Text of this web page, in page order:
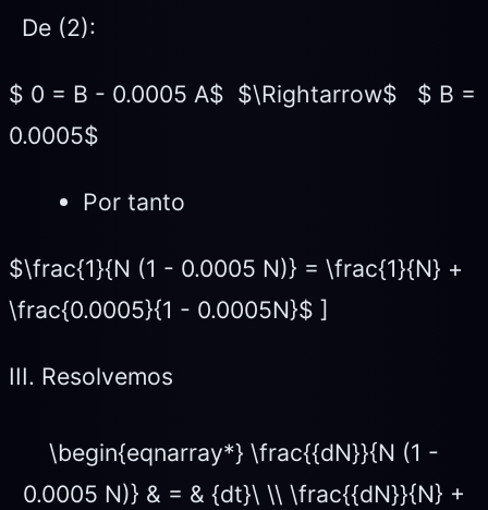
De (2):
$ 0 = B - 0.0005 A$ $\Rightarrow$ $ B =
0.0005$
Por tanto
$\frac{1}{N (1 - 0.0005 N)} = \frac{1}{N} +
\frac{0.0005}{1 - 0.0005N}$ ]
III. Resolvemos
\begin{eqnarray*} \frac{{dN}}{N (1 -
0.0005 N)} & = & {dt}\ \\ \frac{{dN}}{N} +